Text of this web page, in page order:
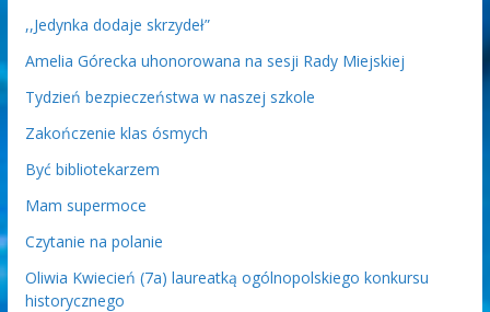
,,Jedynka dodaje skrzydeł”
Amelia Górecka uhonorowana na sesji Rady Miejskiej
Tydzień bezpieczeństwa w naszej szkole
Zakończenie klas ósmych
Być bibliotekarzem
Mam supermoce
Czytanie na polanie
Oliwia Kwiecień (7a) laureatką ogólnopolskiego konkursu
historycznego